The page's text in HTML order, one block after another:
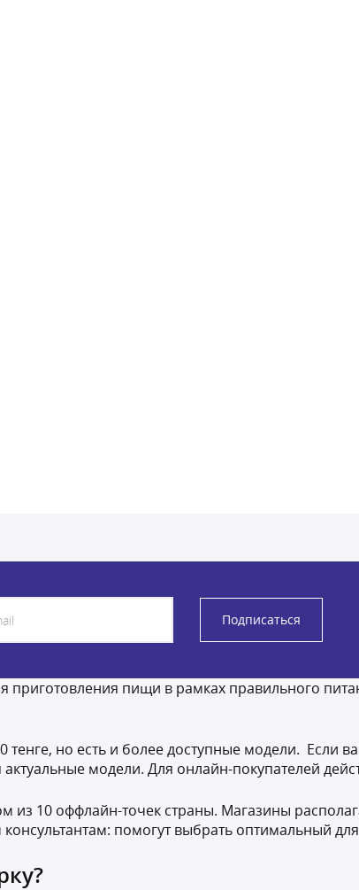
Подписаться
приготовления пищи в рамках правильного
но есть и более доступные модели. Если
модели. Для онлайн-покупателей
10 оффлайн-точек страны. Магазины
помогут выбрать оптимальный